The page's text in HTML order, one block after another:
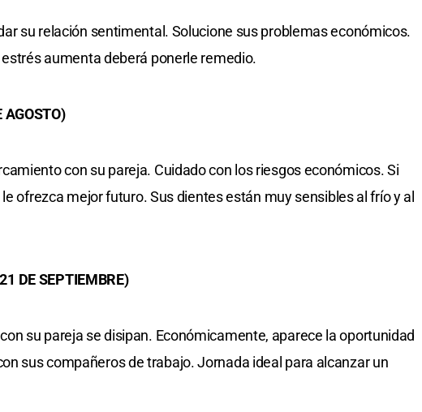
su relación sentimental. Solucione sus problemas económicos.
aumenta deberá ponerle remedio.
AGOSTO)
con su pareja. Cuidado con los riesgos económicos. Si
ofrezca mejor futuro. Sus dientes están muy sensibles al frío y al
DE SEPTIEMBRE)
su pareja se disipan. Económicamente, aparece la oportunidad
sus compañeros de trabajo. Jornada ideal para alcanzar un